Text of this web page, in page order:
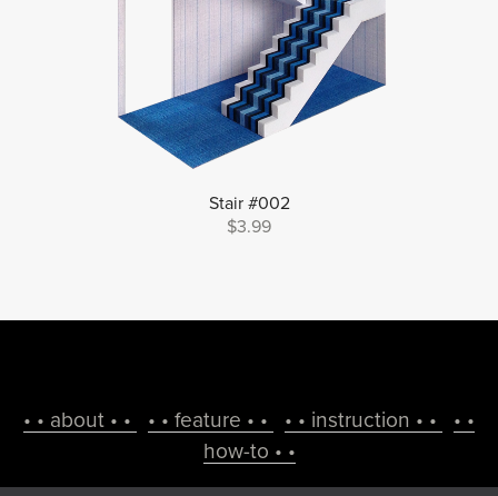
Stair #002
$3.99
• • about • • • • feature • • • • instruction • •
• •
how-to • •